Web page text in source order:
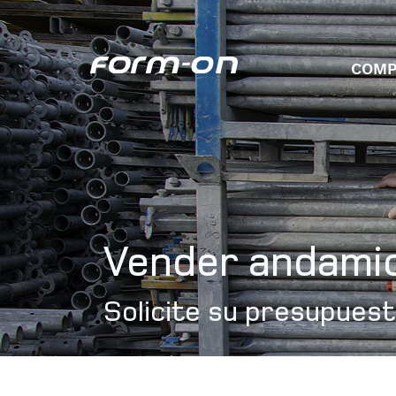
Pasar al contenido principal
Vender
Solicite su